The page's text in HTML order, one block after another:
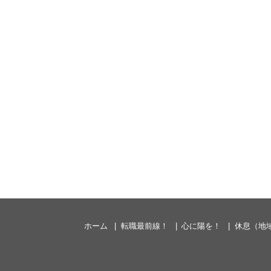
ホーム 転職最前線！ 心に陽を！ 休息（地